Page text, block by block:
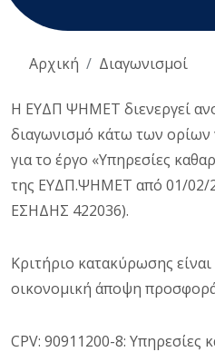
Αρχική Διαγωνισμοί
Η ΕΥΔΠ ΨΗΜΕΤ διενεργεί
διαγωνισμό κάτω των ορίων
για το έργο «Υπηρεσίες
της ΕΥΔΠ.ΨΗΜΕΤ από 01/02/
ΕΣΗΔΗΣ 422036).
Κριτήριο κατακύρωσης
οικονομική άποψη
CPV: 90911200-8: Υπηρεσίες